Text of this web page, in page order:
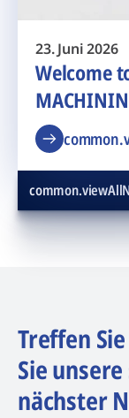
23. Juni 2026
Welcome
Treffen
Sie
nächster